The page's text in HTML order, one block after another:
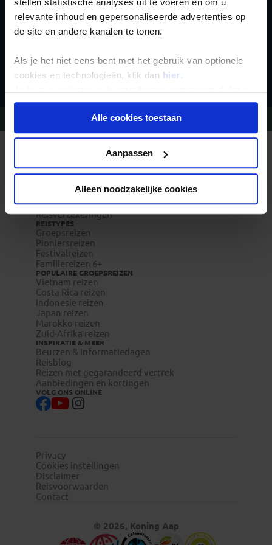
stellen statistische analyses uit te voeren en om u
relevante inhoud en gepersonaliseerde advertenties op
de site en andere kanalen te tonen.
Als je het niet eens bent met het gebruik van optionele
cookies en technologieën, klik dan hier .
onder aan de pagina op elk gewenst moment voor de
toekomst wijzigen.Alle cookies toestaan
Aanpassen
Alleen noodzakelijke cookies
Inschrijven
Vragen?Bel 020-7887700
REIZEN MET KONING AAP
Bestemmingen
Duurzaam toerisme
Vacatures
Veelgestelde vragen
Reisverzekeringen
REISTYPES
Groepsreizen
Pioniersreizen
Festivalreizen
Familiereizen 6+
POPULAIRE GROEPSREIZEN
Vietnam reizen
Costa Rica reizen
Indonesie reizen
Japan reizen
Marokko reizen
Zuid-Afrika reizen
INSPIRATIE & MEER
Beurzen & informatiedagen
Reisblog
Reizen met gegarandeerd vertrek
Aanbiedingen en kortingen
VOLG ONS ONLINE
Privacy
Cookies instellingen
Disclaimer
Reisvoorwaarden
Contact
© 2026, Koning Aap